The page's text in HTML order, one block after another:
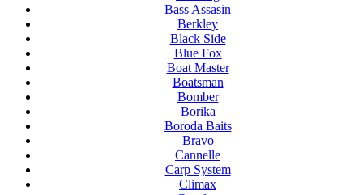
Bass Assasin
Berkley
Black Side
Blue Fox
Boat Master
Boatsman
Bomber
Borika
Boroda Baits
Bravo
Cannelle
Carp System
Climax